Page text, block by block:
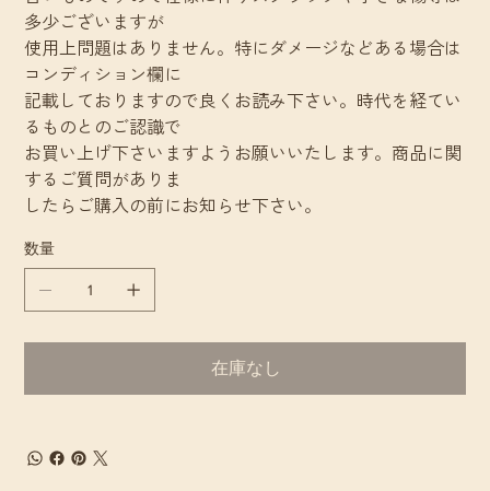
多少ございますが
使用上問題はありません。特にダメージなどある場合は
コンディション欄に
記載しておりますので良くお読み下さい。時代を経てい
るものとのご認識で
お買い上げ下さいますようお願いいたします。商品に関
するご質問がありま
したらご購入の前にお知らせ下さい。
数量
在庫なし